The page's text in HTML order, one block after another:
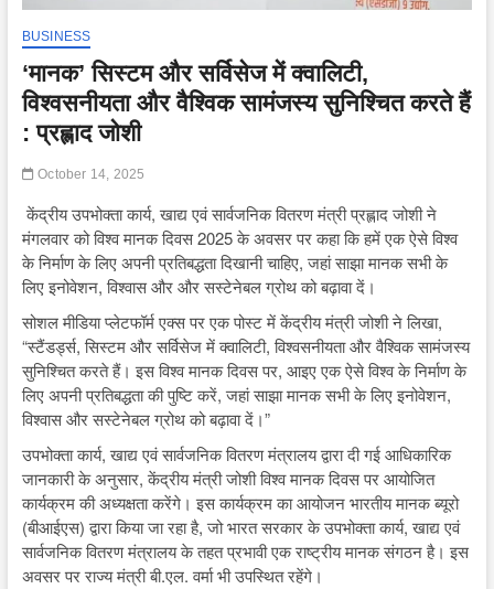
BUSINESS
‘मानक’ सिस्टम और सर्विसेज में क्वालिटी,
विश्वसनीयता और वैश्विक सामंजस्य सुनिश्चित करते हैं
: प्रह्लाद जोशी
October 14, 2025
केंद्रीय उपभोक्ता कार्य, खाद्य एवं सार्वजनिक वितरण मंत्री प्रह्लाद जोशी ने
मंगलवार को विश्व मानक दिवस 2025 के अवसर पर कहा कि हमें एक ऐसे विश्व
के निर्माण के लिए अपनी प्रतिबद्धता दिखानी चाहिए, जहां साझा मानक सभी के
लिए इनोवेशन, विश्वास और और सस्टेनेबल ग्रोथ को बढ़ावा दें।
सोशल मीडिया प्लेटफॉर्म एक्स पर एक पोस्ट में केंद्रीय मंत्री जोशी ने लिखा,
“स्टैंडर्ड्स, सिस्टम और सर्विसेज में क्वालिटी, विश्वसनीयता और वैश्विक सामंजस्य
सुनिश्चित करते हैं। इस विश्व मानक दिवस पर, आइए एक ऐसे विश्व के निर्माण के
लिए अपनी प्रतिबद्धता की पुष्टि करें, जहां साझा मानक सभी के लिए इनोवेशन,
विश्वास और सस्टेनेबल ग्रोथ को बढ़ावा दें।”
उपभोक्‍ता कार्य, खाद्य एवं सार्वजनिक वितरण मंत्रालय द्वारा दी गई आधिकारिक
जानकारी के अनुसार, केंद्रीय मंत्री जोशी विश्व मानक दिवस पर आयोजित
कार्यक्रम की अध्यक्षता करेंगे। इस कार्यक्रम का आयोजन भारतीय मानक ब्यूरो
(बीआईएस) द्वारा किया जा रहा है, जो भारत सरकार के उपभोक्ता कार्य, खाद्य एवं
सार्वजनिक वितरण मंत्रालय के तहत प्रभावी एक राष्ट्रीय मानक संगठन है। इस
अवसर पर राज्य मंत्री बी.एल. वर्मा भी उपस्थित रहेंगे।